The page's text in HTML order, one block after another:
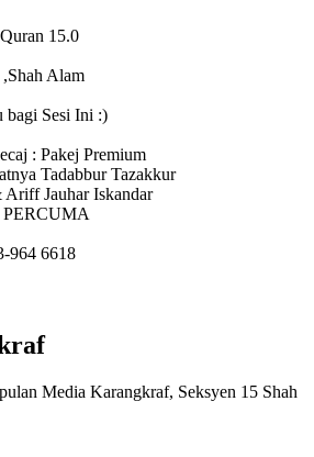
15.0
Alam
bagi Sesi Ini :)
: Pakej Premium
Tadabbur Tazakkur
Jauhar Iskandar
PERCUMA
964 6618
Media Karangkraf, Seksyen 15 Shah